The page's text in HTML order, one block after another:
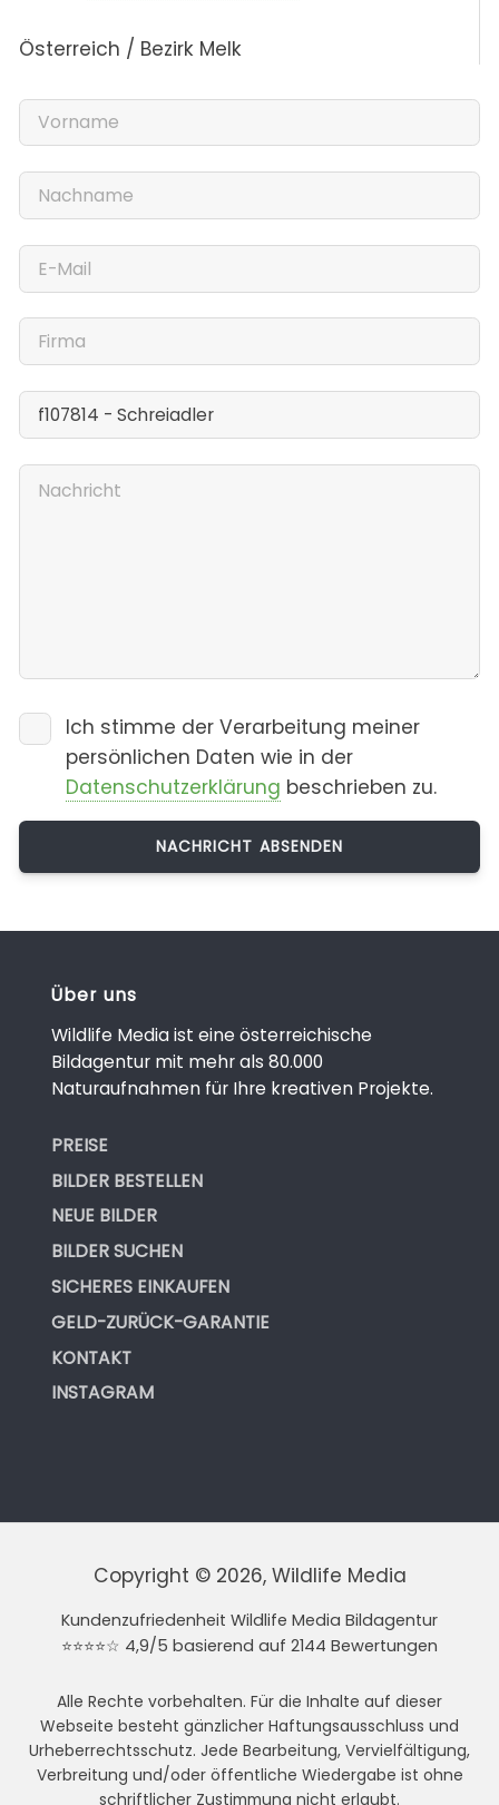
Österreich / Bezirk Melk
Ich stimme der Verarbeitung meiner
persönlichen Daten wie in der
Datenschutzerklärung beschrieben zu.
Über uns
Wildlife Media ist eine österreichische
Bildagentur mit mehr als 80.000
Naturaufnahmen für Ihre kreativen Projekte.
PREISE
BILDER BESTELLEN
NEUE BILDER
BILDER SUCHEN
SICHERES EINKAUFEN
GELD-ZURÜCK-GARANTIE
KONTAKT
INSTAGRAM
Copyright © 2026, Wildlife Media
Kundenzufriedenheit Wildlife Media Bildagentur
⭐⭐⭐⭐☆ 4,9/5 basierend auf 2144 Bewertungen
Alle Rechte vorbehalten. Für die Inhalte auf dieser
Webseite besteht gänzlicher Haftungsausschluss und
Urheberrechtsschutz. Jede Bearbeitung, Vervielfältigung,
Verbreitung und/oder öffentliche Wiedergabe ist ohne
schriftlicher Zustimmung nicht erlaubt.